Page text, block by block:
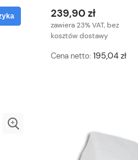
239,90 zł
zawiera 23% VAT, bez
kosztów dostawy
Cena netto: 195,04 zł